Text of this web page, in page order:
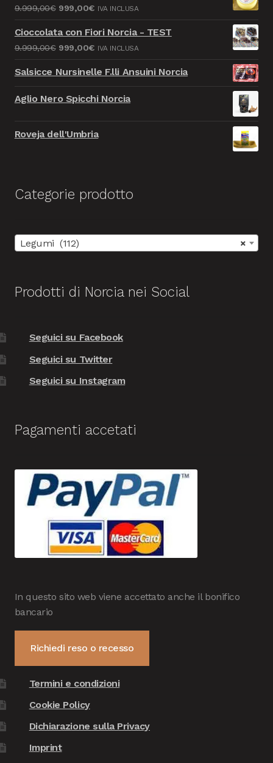
9.999,00€ Il
originale
era:
9.999,00€.
999,00€Il
attuale
è:
999,00€.
IVA INCLUSA
Cioccolata con Fiori Norcia - TEST
9.999,00€ Il
originale
9.999,00€.
999,00€Il
attuale
è:
IVA INCLUSA
Salsicce Nursinelle F.lli Ansuini Norcia
Aglio Nero Spicchi Norcia
Roveja dell'Umbria
Categorie prodotto
×
Legumi (112)
Prodotti di Norcia nei Social
Seguici su Facebook
Seguici su Twitter
Seguici su Instagram
Pagamenti accetati
In questo sito web viene accettato anche il bonifico
bancario
Richiedi reso o recesso
Termini e condizioni
Cookie Policy
Dichiarazione sulla Privacy
Imprint